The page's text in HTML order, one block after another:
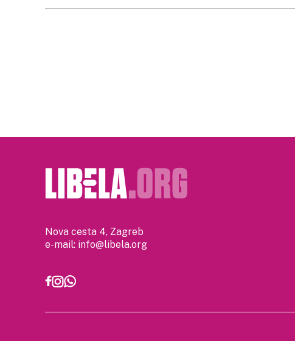
Nova cesta 4, Zagreb
e-mail: info@libela.org